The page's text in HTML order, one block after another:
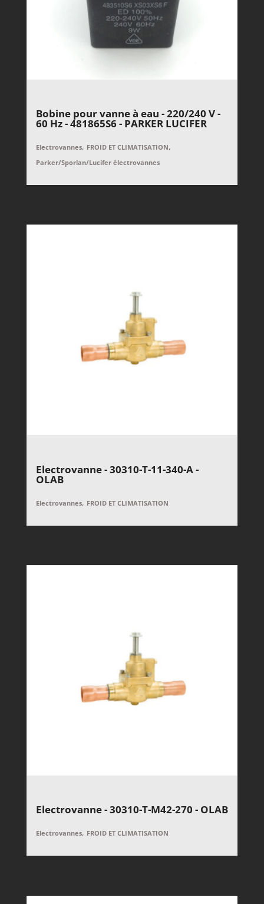
Bobine pour vanne à eau - 220/240 V -
60 Hz - 481865S6 - PARKER LUCIFER
Electrovannes, FROID ET CLIMATISATION,
Parker/Sporlan/Lucifer électrovannes
Electrovanne - 30310-T-11-340-A -
OLAB
Electrovannes, FROID ET CLIMATISATION
Electrovanne - 30310-T-M42-270 - OLAB
Electrovannes, FROID ET CLIMATISATION